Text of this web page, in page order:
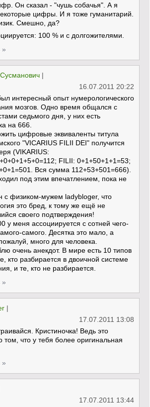
Он сказал - "чушь собачья". А я
цифры. И я тоже гуманитарий.
Смешно, да?
100 % и с долгожителями.
»
|
16.07.2011 20:22
интересный опыт нумерологического
мозгов. Одно время общался с
седьмого дня, у них есть
на 666.
цифровые эквиваленты титула
"VICARIUS FILII DEI" получится
(VIKARIUS:
FILII: 0+1+50+1+1=53;
Вся сумма 112+53+501=666).
под этим впечатлением, пока не
с физиком-мужем ladybloger, что
это бред, к тому же ещё не
своего подтверждения!
у меня ассоциируется с сотней чего-
самого. Десятка это мало, а
много для человека.
очень анекдот. В мире есть 10 типов
кто разбирается в двоичной системе
и те, кто не разбирается.
»
|
17.07.2011 13:08
Кристиночка! Ведь это
том, что у тебя более оригинальная
»
17.07.2011 13:44